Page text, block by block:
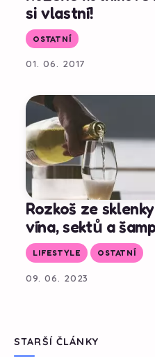
si vlastní!
OSTATNÍ
01. 06. 2017
Rozkoš ze
vína, sektů a
LIFESTYLE OSTATNÍ
09. 06. 2023
STARŠÍ ČLÁNKY